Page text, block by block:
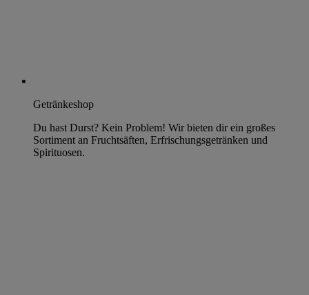
Getränkeshop
Du hast Durst? Kein Problem! Wir bieten dir ein großes
Sortiment an Fruchtsäften, Erfrischungsgetränken und
Spirituosen.